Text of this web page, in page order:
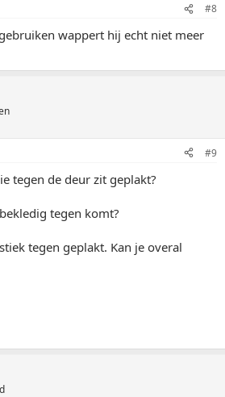
#8
wappert hij echt niet meer
#9
tegen de deur zit geplakt?
tegen komt?
tegen geplakt. Kan je overal